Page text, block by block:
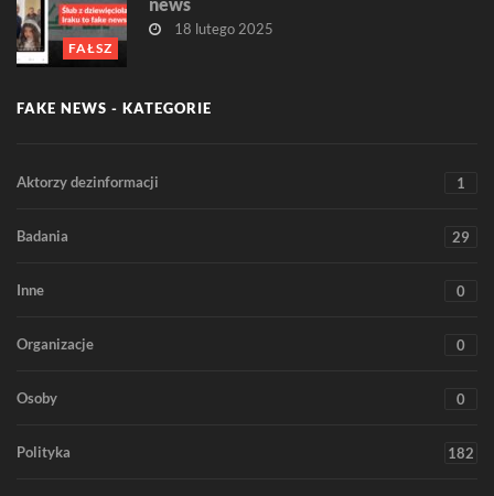
FAŁSZ
18 lutego 2025
FAKE NEWS - KATEGORIE
Aktorzy dezinformacji 1
Badania 29
Inne 0
Organizacje 0
Osoby 0
Polityka 182